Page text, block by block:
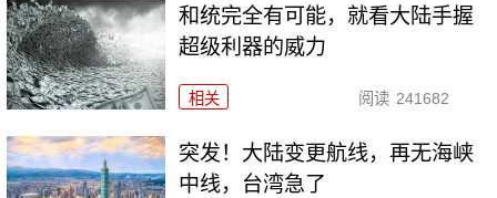
和统完全有可能，就看大陆手握
超级利器的威力
相关 阅读 241682
突发！大陆变更航线，再无海峡
中线，台湾急了